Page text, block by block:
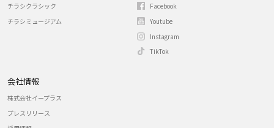
チラシクラシック
チラシミュージアム
Facebook
Youtube
Instagram
TikTok
会社情報
株式会社イープラス
プレスリリース